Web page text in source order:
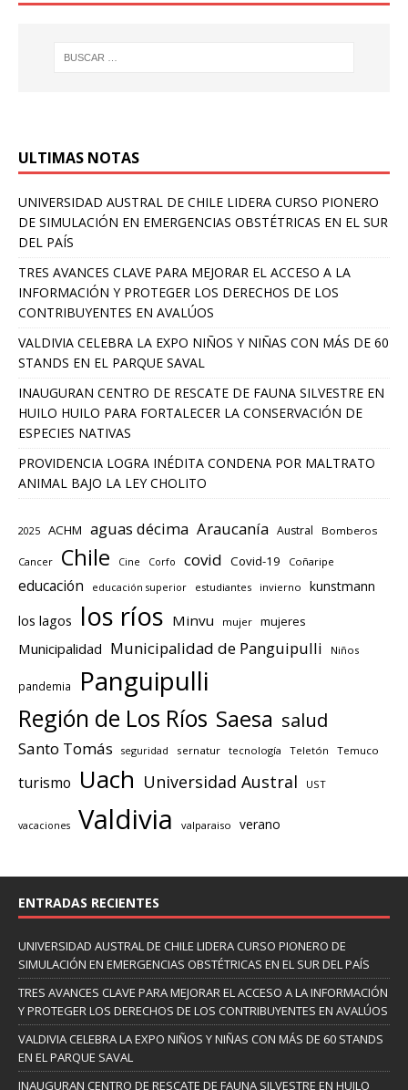
ULTIMAS NOTAS
UNIVERSIDAD AUSTRAL DE CHILE LIDERA CURSO PIONERO
DE SIMULACIÓN EN EMERGENCIAS OBSTÉTRICAS EN EL SUR
DEL PAÍS
TRES AVANCES CLAVE PARA MEJORAR EL ACCESO A LA
INFORMACIÓN Y PROTEGER LOS DERECHOS DE LOS
CONTRIBUYENTES EN AVALÚOS
VALDIVIA CELEBRA LA EXPO NIÑOS Y NIÑAS CON MÁS DE 60
STANDS EN EL PARQUE SAVAL
INAUGURAN CENTRO DE RESCATE DE FAUNA SILVESTRE EN
HUILO HUILO PARA FORTALECER LA CONSERVACIÓN DE
ESPECIES NATIVAS
PROVIDENCIA LOGRA INÉDITA CONDENA POR MALTRATO
ANIMAL BAJO LA LEY CHOLITO
2025 ACHM aguas décima Araucanía Austral Bomberos
Cancer Chile Cine Corfo covid Covid-19 Coñaripe
educación educación superior estudiantes invierno kunstmann
los lagos los ríos Minvu mujer mujeres
Municipalidad Municipalidad de Panguipulli Niños
pandemia Panguipulli
Región de Los Ríos Saesa salud
Santo Tomás seguridad sernatur tecnología Teletón Temuco
turismo Uach Universidad Austral UST
vacaciones Valdivia valparaiso verano
ENTRADAS RECIENTES
UNIVERSIDAD AUSTRAL DE CHILE LIDERA CURSO PIONERO DE
SIMULACIÓN EN EMERGENCIAS OBSTÉTRICAS EN EL SUR DEL PAÍS
TRES AVANCES CLAVE PARA MEJORAR EL ACCESO A LA INFORMACIÓN
Y PROTEGER LOS DERECHOS DE LOS CONTRIBUYENTES EN AVALÚOS
VALDIVIA CELEBRA LA EXPO NIÑOS Y NIÑAS CON MÁS DE 60 STANDS
EN EL PARQUE SAVAL
INAUGURAN CENTRO DE RESCATE DE FAUNA SILVESTRE EN HUILO